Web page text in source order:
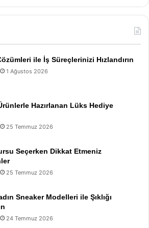
ile İş Süreçlerinizi Hızlandırın
1 Ağustos 2026
Hazırlanan Lüks Hediye
25 Temmuz 2026
Seçerken Dikkat Etmeniz
25 Temmuz 2026
Sneaker Modelleri ile Şıklığı
24 Temmuz 2026